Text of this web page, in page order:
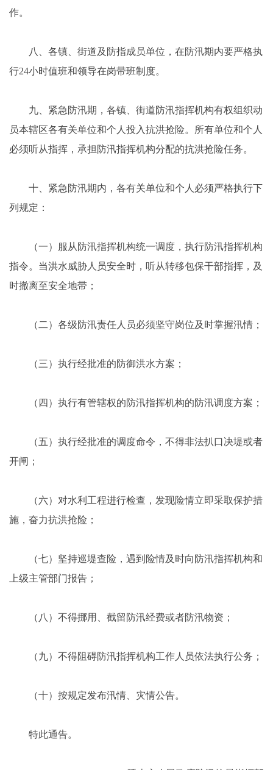
作。
八、各镇、街道及防指成员单位，在防汛期内要严格执
行24小时值班和领导在岗带班制度。
九、紧急防汛期，各镇、街道防汛指挥机构有权组织动
员本辖区各有关单位和个人投入抗洪抢险。所有单位和个人
必须听从指挥，承担防汛指挥机构分配的抗洪抢险任务。
十、紧急防汛期内，各有关单位和个人必须严格执行下
列规定：
（一）服从防汛指挥机构统一调度，执行防汛指挥机构
指令。当洪水威胁人员安全时，听从转移包保干部指挥，及
时撤离至安全地带；
（二）各级防汛责任人员必须坚守岗位及时掌握汛情；
（三）执行经批准的防御洪水方案；
（四）执行有管辖权的防汛指挥机构的防汛调度方案；
（五）执行经批准的调度命令，不得非法扒口决堤或者
开闸；
（六）对水利工程进行检查，发现险情立即采取保护措
施，奋力抗洪抢险；
（七）坚持巡堤查险，遇到险情及时向防汛指挥机构和
上级主管部门报告；
（八）不得挪用、截留防汛经费或者防汛物资；
（九）不得阻碍防汛指挥机构工作人员依法执行公务；
（十）按规定发布汛情、灾情公告。
特此通告。